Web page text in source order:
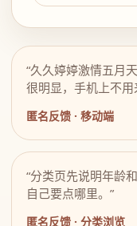
“久久婷婷激情五月
很明显，手机上不用
匿名反馈 · 移动端
“分类页先说明年龄
自己要点哪里。”
匿名反馈 · 分类浏览